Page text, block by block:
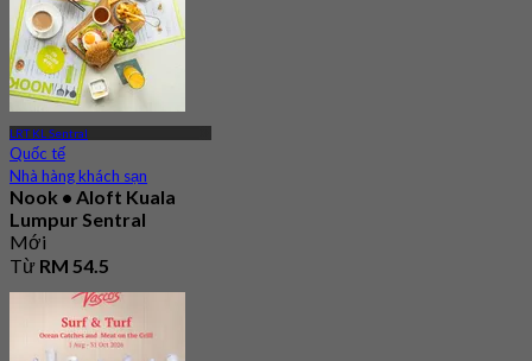
LRT KL Sentral
Quốc tế
Nhà hàng khách sạn
Nook • Aloft Kuala
Lumpur Sentral
Mới
Từ RM 54.5